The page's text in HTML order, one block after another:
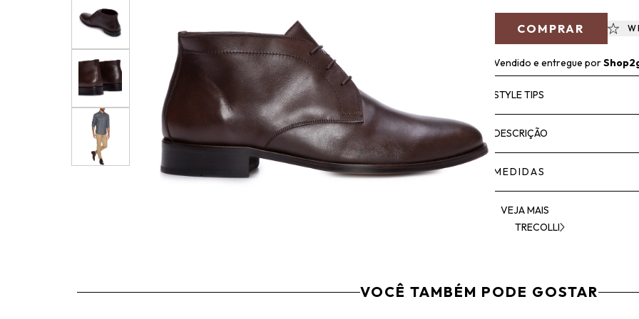
COMPRAR
Vendido e entregue por
STYLE TIPS
DESCRIÇÃO
MEDIDAS
VEJA MAIS
TRECOLLI
VOCÊ TAMBÉM PODE GOSTAR